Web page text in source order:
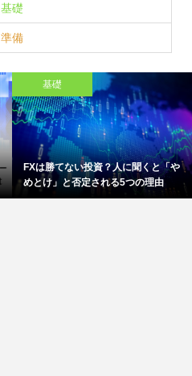
基礎
準備
基礎
FXは勝てない投資？人に聞くと「や
めとけ」と否定される5つの理由